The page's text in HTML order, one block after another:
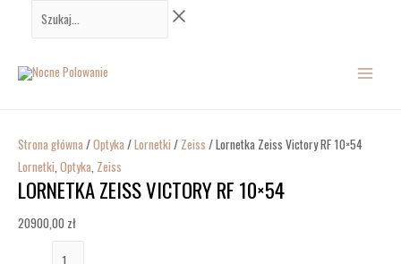
Szukaj...
Strona główna/Optyka/Lornetki / Zeiss / Lornetka Zeiss Victory RF 10×54
Lornetki, Optyka, Zeiss
LORNETKA ZEISS VICTORY RF 10×54
20900,00 zł
Victory